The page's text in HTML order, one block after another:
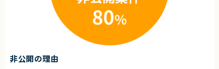
非公開の理由